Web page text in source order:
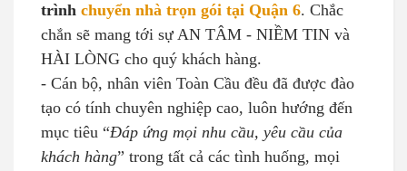
trình chuyển nhà trọn gói tại Quận 6. Chắc
chắn sẽ mang tới sự AN TÂM - NIỀM TIN và
HÀI LÒNG cho quý khách hàng.
- Cán bộ, nhân viên Toàn Cầu đều đã được đào
tạo có tính chuyên nghiệp cao, luôn hướng đến
mục tiêu “Đáp ứng mọi nhu cầu, yêu cầu của
khách hàng” trong tất cả các tình huống, mọi